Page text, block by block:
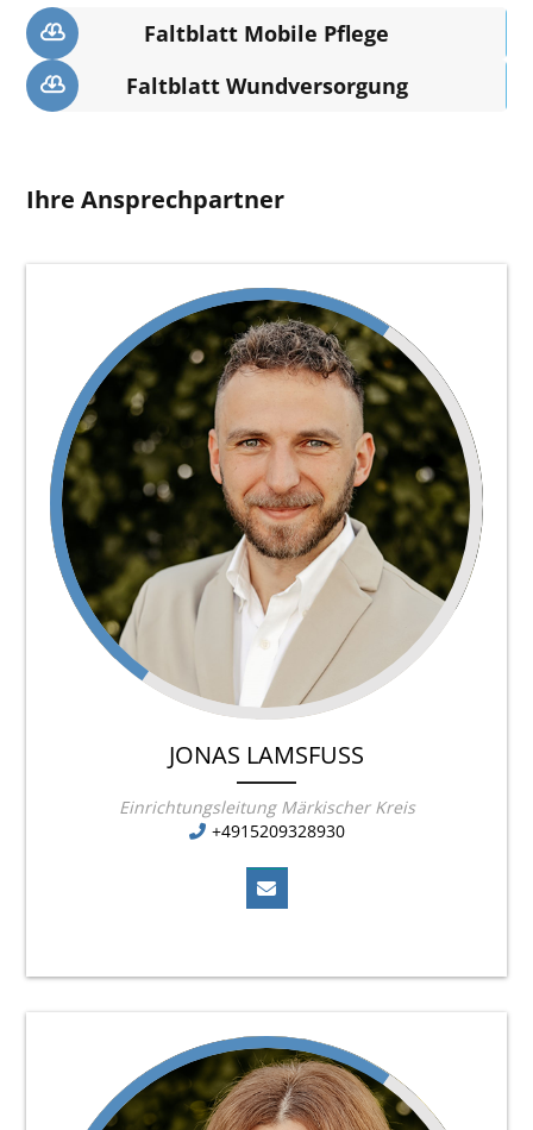
Faltblatt Mobile Pflege
Faltblatt Wundversorgung
Ihre Ansprechpartner
JONAS LAMSFUSS
Einrichtungsleitung Märkischer Kreis
+4915209328930